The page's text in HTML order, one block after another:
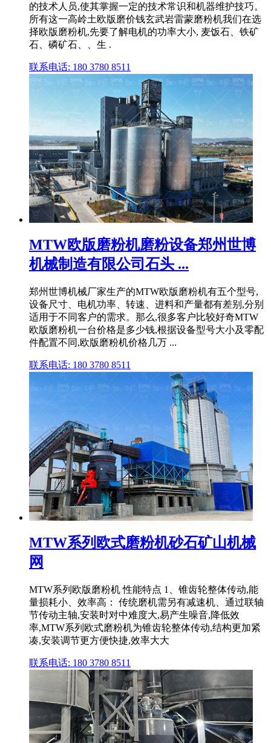
的技术人员,使其掌握一定的技术常识和机器维护技巧。
所有这一高岭土欧版磨价钱玄武岩雷蒙磨粉机我们在选
择欧版磨粉机,先要了解电机的功率大小, 麦饭石、铁矿
石、磷矿石、、生 .
联系电话: 180 3780 8511
MTW欧版磨粉机磨粉设备郑州世博
机械制造有限公司石头 ...
郑州世博机械厂家生产的MTW欧版磨粉机有五个型号,
设备尺寸、电机功率、转速、进料和产量都有差别,分别
适用于不同客户的需求。那么,很多客户比较好奇MTW
欧版磨粉机一台价格是多少钱,根据设备型号大小及零配
件配置不同,欧版磨粉机价格几万 ...
联系电话: 180 3780 8511
MTW系列欧式磨粉机砂石矿山机械
网
MTW系列欧版磨粉机 性能特点 1、锥齿轮整体传动,能
量损耗小、效率高： 传统磨机需另有减速机、通过联轴
节传动主轴,安装时对中难度大,易产生噪音,降低效
率,MTW系列欧式磨粉机为锥齿轮整体传动,结构更加紧
凑,安装调节更方便快捷,效率大大
联系电话: 180 3780 8511